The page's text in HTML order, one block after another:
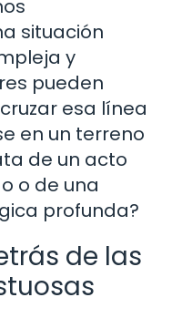
situación
y
pueden
esa línea
en un terreno
de un acto
o de una
profunda?
de las